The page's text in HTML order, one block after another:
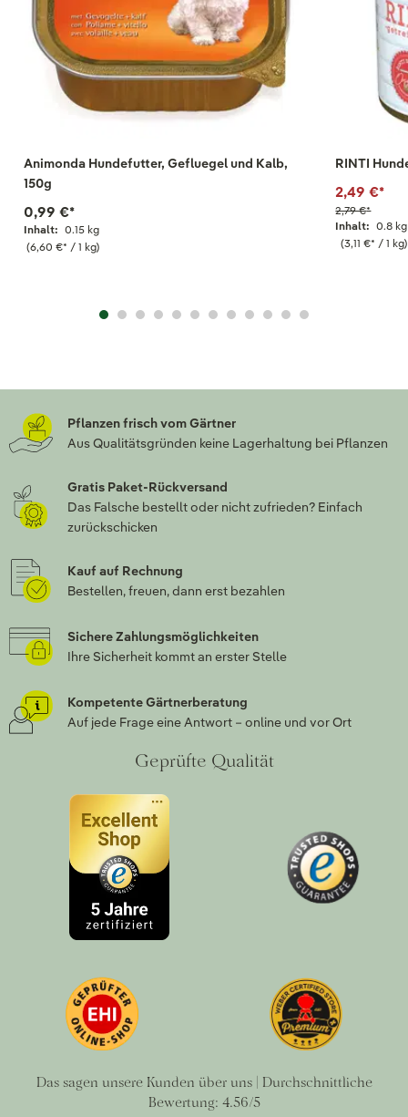
Animonda Hundefutter, Gefluegel und Kalb,
150g
Inhalt: 0.15 kg
(6,60 €* / 1 kg)
0,99 €*
RINTI
Inhalt: 0.8 kg
(3,11 €* / 1 kg)
2,49 €*
2,79 €*
Pflanzen frisch vom Gärtner
Aus Qualitätsgründen keine Lagerhaltung bei Pflanzen
Gratis Paket-Rückversand
Das Falsche bestellt oder nicht zufrieden? Einfach
zurückschicken
Kauf auf Rechnung
Bestellen, freuen, dann erst bezahlen
Sichere Zahlungsmöglichkeiten
Ihre Sicherheit kommt an erster Stelle
Kompetente Gärtnerberatung
Auf jede Frage eine Antwort – online und vor Ort
Geprüfte Qualität
Das sagen unsere Kunden über uns | Durchschnittliche
Bewertung: 4.56/5